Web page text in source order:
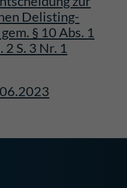
Delisting-
§ 10 Abs. 1
2 S. 3 Nr. 1